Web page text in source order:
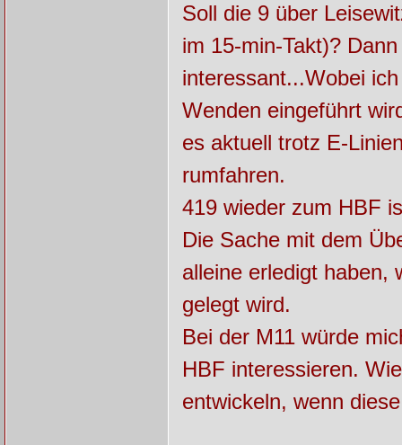
Soll die 9 über
im 15-min-Takt)?
interessant...Wobei
Wenden eingeführt
es aktuell trotz E-
rumfahren.
419 wieder zum HBF
Die Sache mit dem
alleine erledigt haben,
gelegt wird.
Bei der M11 würde
HBF interessieren.
entwickeln, wenn